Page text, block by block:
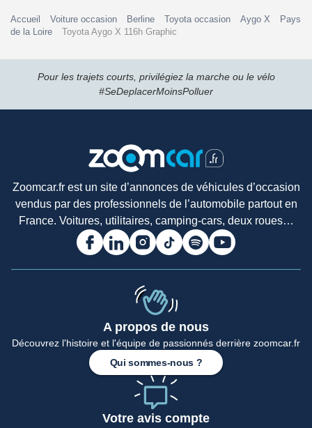
Accueil Voiture occasion Berline Toyota occasion Aygo X
Pays
de la Loire
Toyota Aygo X 116h Graphic
Pour les trajets courts, privilégiez la marche ou le vélo
#SeDeplacerMoinsPolluer
Zoomcar.fr est un site d’annonces de véhicules d’occasion
vendus par des professionnels de l’automobile partout en
France. Voitures, utilitaires, camping-cars, deux roues…
A propos de nous
Découvrez l'histoire et l'équipe de passionnés derrière zoomcar.fr
Qui sommes-nous ?
Votre avis compte